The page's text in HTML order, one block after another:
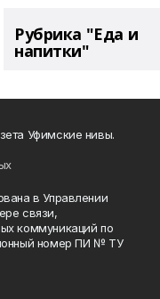
Рубрика "Еда и
напитки"
Уфимские нивы.
в Управлении
связи,
коммуникаций по
номер ПИ № ТУ